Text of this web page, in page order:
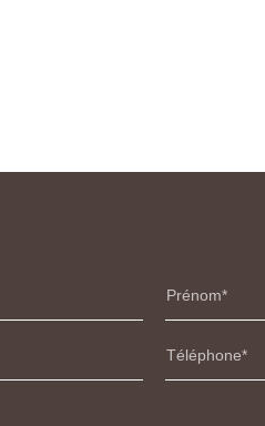
Prénom
Téléphone